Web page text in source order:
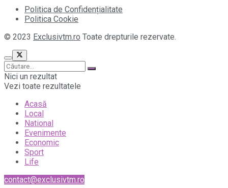
Politica de Confidențialitate
Politica Cookie
© 2023 Exclusivtm.ro Toate drepturile rezervate.
Nici un rezultat
Vezi toate rezultatele
Acasă
Local
National
Evenimente
Economic
Sport
Life
contact@exclusivtm.ro